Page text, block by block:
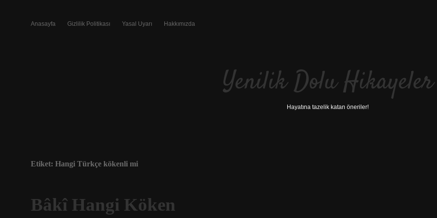
Anasayfa Gizlilik Politikası Yasal Uyarı Hakkımızda
Yenilik Dolu Hikayeler
Hayatına tazelik katan öneriler!
Etiket: Hangi Türkçe kökenli mi
Bâkî Hangi Köken